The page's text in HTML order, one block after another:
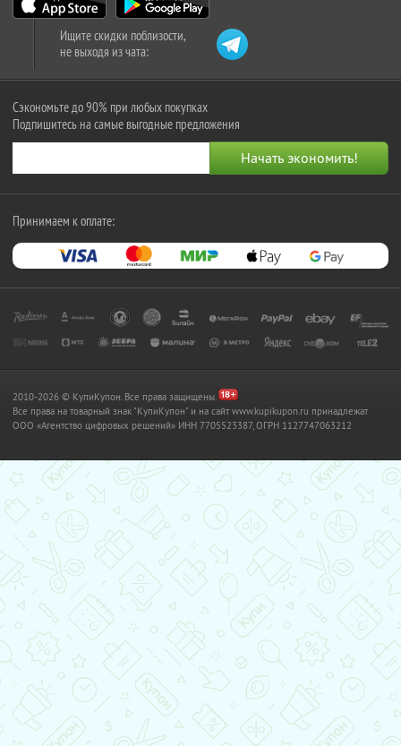
Ищите скидки поблизости,
не выходя из чата:
Сэкономьте до 90% при любых покупках
Подпишитесь на самые выгодные предложения
Принимаем к оплате:
2010-2026 © КупиКупон. Все права защищены.
Все права на товарный знак "КупиКупон" и на сайт www.kupikupon.ru принадлежат
OOO «Агентство цифровых решений» ИНН 7705523387, ОГРН 1127747063212